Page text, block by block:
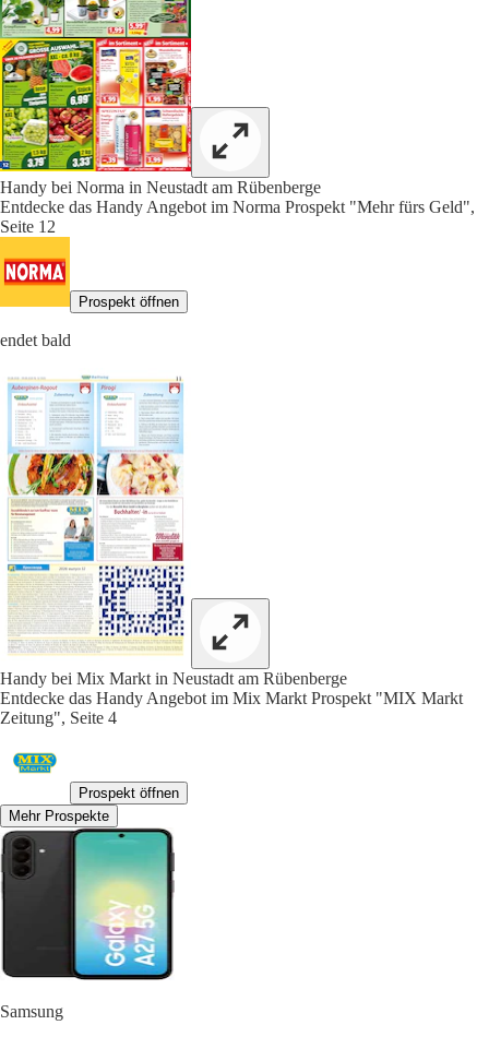
Handy bei Norma in Neustadt am Rübenberge
Entdecke das Handy Angebot im Norma Prospekt "Mehr fürs Geld",
Seite 12
Prospekt öffnen
endet bald
Handy bei Mix Markt in Neustadt am Rübenberge
Entdecke das Handy Angebot im Mix Markt Prospekt "MIX Markt
Zeitung", Seite 4
Prospekt öffnen
Mehr Prospekte
Samsung